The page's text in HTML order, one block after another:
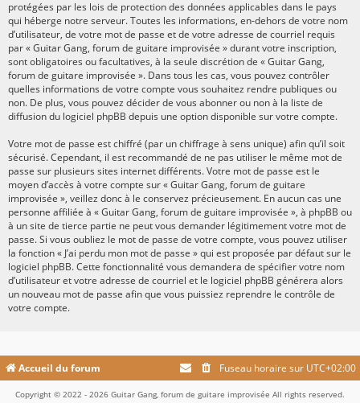
protégées par les lois de protection des données applicables dans le pays
qui héberge notre serveur. Toutes les informations, en-dehors de votre nom
d’utilisateur, de votre mot de passe et de votre adresse de courriel requis
par « Guitar Gang, forum de guitare improvisée » durant votre inscription,
sont obligatoires ou facultatives, à la seule discrétion de « Guitar Gang,
forum de guitare improvisée ». Dans tous les cas, vous pouvez contrôler
quelles informations de votre compte vous souhaitez rendre publiques ou
non. De plus, vous pouvez décider de vous abonner ou non à la liste de
diffusion du logiciel phpBB depuis une option disponible sur votre compte.
Votre mot de passe est chiffré (par un chiffrage à sens unique) afin qu’il soit
sécurisé. Cependant, il est recommandé de ne pas utiliser le même mot de
passe sur plusieurs sites internet différents. Votre mot de passe est le
moyen d’accès à votre compte sur « Guitar Gang, forum de guitare
improvisée », veillez donc à le conservez précieusement. En aucun cas une
personne affiliée à « Guitar Gang, forum de guitare improvisée », à phpBB ou
à un site de tierce partie ne peut vous demander légitimement votre mot de
passe. Si vous oubliez le mot de passe de votre compte, vous pouvez utiliser
la fonction « J’ai perdu mon mot de passe » qui est proposée par défaut sur le
logiciel phpBB. Cette fonctionnalité vous demandera de spécifier votre nom
d’utilisateur et votre adresse de courriel et le logiciel phpBB générera alors
un nouveau mot de passe afin que vous puissiez reprendre le contrôle de
votre compte.
Accueil du forum Fuseau horaire sur UTC+02:00
Copyright © 2022 - 2026 Guitar Gang, forum de guitare improvisée All rights reserved.